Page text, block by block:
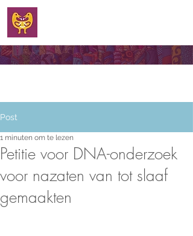
Post
Petitie voor DNA-onderzoek
voor nazaten van tot slaaf
gemaakten
1 minuten om te lezen